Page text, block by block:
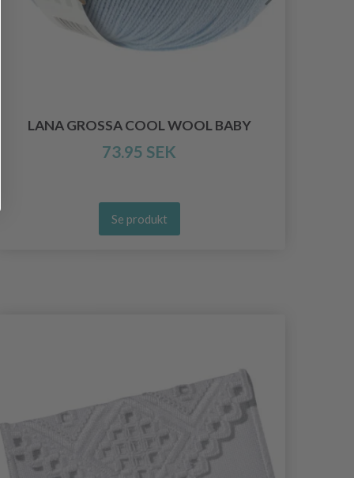
LANA GROSSA COOL WOOL BABY
73.95 SEK
Se produkt